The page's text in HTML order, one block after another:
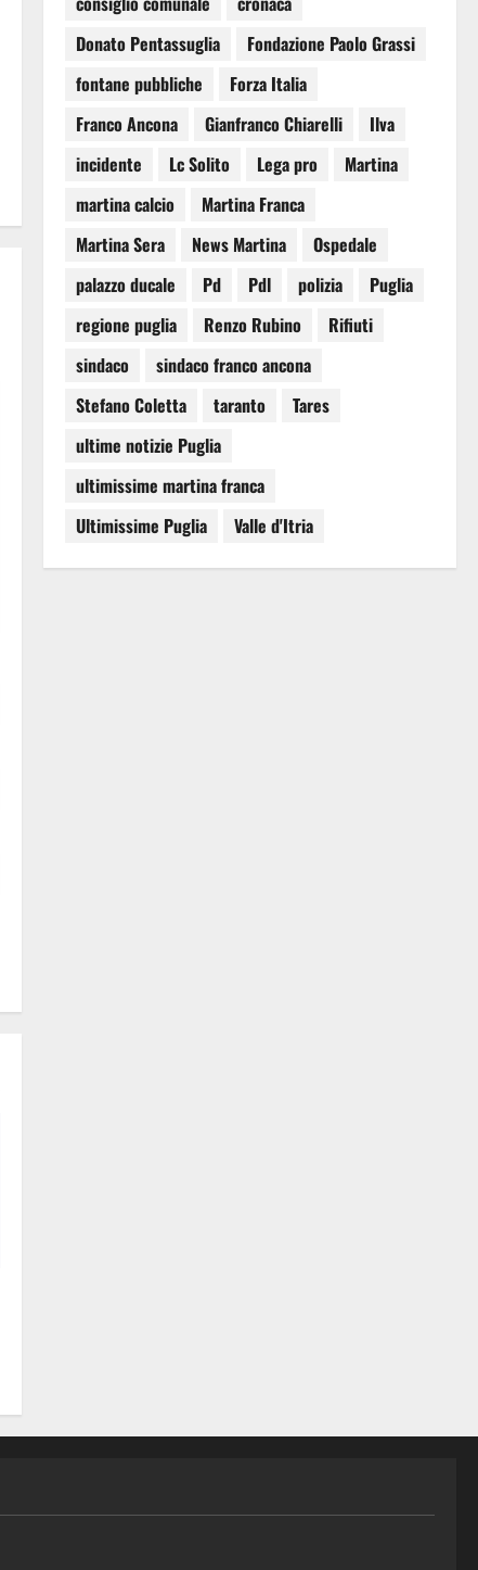
Donato Pentassuglia
Fondazione Paolo Grassi
fontane pubbliche
Forza Italia
Franco Ancona
Gianfranco Chiarelli
Ilva
incidente
Lc Solito Lega pro
Martina
martina calcio
Martina Franca
Martina Sera
News Martina
Ospedale
palazzo ducale
Pd Pdl polizia
Puglia
regione puglia
Renzo Rubino
Rifiuti
sindaco
sindaco franco ancona
Stefano Coletta
taranto
Tares
ultime notizie Puglia
ultimissime martina franca
Ultimissime Puglia
Valle d'Itria